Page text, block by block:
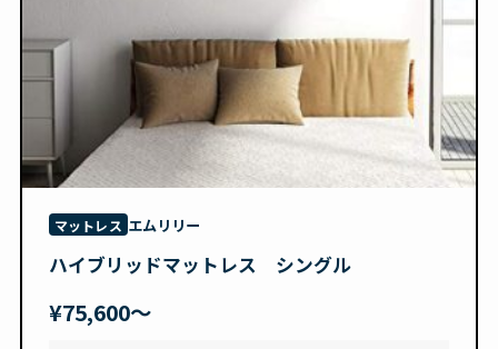
マットレス エムリリー
ハイブリッドマットレス シングル
¥75,600〜